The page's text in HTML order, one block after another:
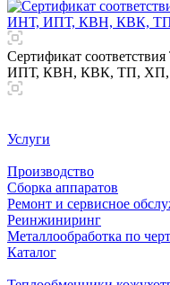
Сертификат
ИПТ, КВН, КВК, ТП,
Услуги
Производство
Сборка аппаратов
Ремонт и сервисное
Реинжиниринг
Металлообработка по
Каталог